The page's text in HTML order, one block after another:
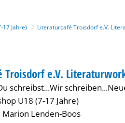
Jahre) Literaturcafé Troisdorf e.V.
INTERNATIONAL
Troisdorf e.V.
schreibst...Wir
U18 (7-17 Jahre)
Lenden-Boos